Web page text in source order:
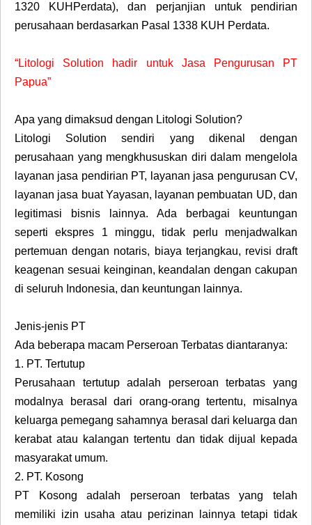
1320 KUHPerdata), dan perjanjian untuk pendirian
perusahaan berdasarkan Pasal 1338 KUH Perdata.
“Litologi Solution hadir untuk Jasa Pengurusan PT
Papua”
Apa yang dimaksud dengan Litologi Solution?
Litologi Solution sendiri yang dikenal dengan
perusahaan yang mengkhususkan diri dalam mengelola
layanan jasa pendirian PT, layanan jasa pengurusan CV,
layanan jasa buat Yayasan, layanan pembuatan UD, dan
legitimasi bisnis lainnya. Ada berbagai keuntungan
seperti ekspres 1 minggu, tidak perlu menjadwalkan
pertemuan dengan notaris, biaya terjangkau, revisi draft
keagenan sesuai keinginan, keandalan dengan cakupan
di seluruh Indonesia, dan keuntungan lainnya.
Jenis-jenis PT
Ada beberapa macam Perseroan Terbatas diantaranya:
1. PT. Tertutup
Perusahaan tertutup adalah perseroan terbatas yang
modalnya berasal dari orang-orang tertentu, misalnya
keluarga pemegang sahamnya berasal dari keluarga dan
kerabat atau kalangan tertentu dan tidak dijual kepada
masyarakat umum.
2. PT. Kosong
PT Kosong adalah perseroan terbatas yang telah
memiliki izin usaha atau perizinan lainnya tetapi tidak